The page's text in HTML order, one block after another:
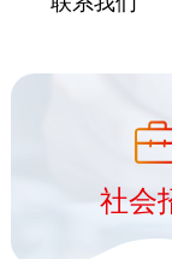
社会